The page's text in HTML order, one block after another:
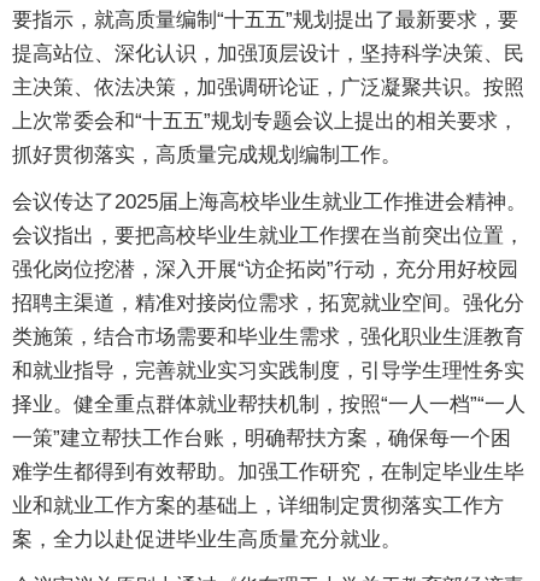
要指示，就高质量编制“十五五”规划提出了最新要求，要
提高站位、深化认识，加强顶层设计，坚持科学决策、民
主决策、依法决策，加强调研论证，广泛凝聚共识。按照
上次常委会和“十五五”规划专题会议上提出的相关要求，
抓好贯彻落实，高质量完成规划编制工作。
会议传达了2025届上海高校毕业生就业工作推进会精神。
会议指出，要把高校毕业生就业工作摆在当前突出位置，
强化岗位挖潜，深入开展“访企拓岗”行动，充分用好校园
招聘主渠道，精准对接岗位需求，拓宽就业空间。强化分
类施策，结合市场需要和毕业生需求，强化职业生涯教育
和就业指导，完善就业实习实践制度，引导学生理性务实
择业。健全重点群体就业帮扶机制，按照“一人一档”“一人
一策”建立帮扶工作台账，明确帮扶方案，确保每一个困
难学生都得到有效帮助。加强工作研究，在制定毕业生毕
业和就业工作方案的基础上，详细制定贯彻落实工作方
案，全力以赴促进毕业生高质量充分就业。